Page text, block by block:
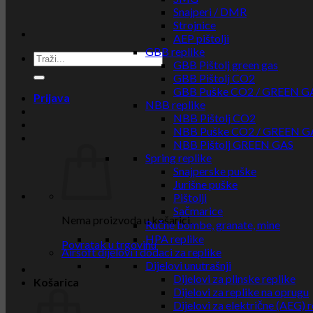
Prijava
Nema proizvoda u košarici.
Povratak u trgovinu
Košarica
Snajperi / DMR
Strojnice
AEP pištolji
GBB replike
GBB Pištolj green gas
GBB Pištolj CO2
GBB Puške CO2 / GREEN
NBB replike
NBB Pištolj CO2
NBB Puške CO2 / GREEN
NBB Pištolj GREEN GAS
Spring replike
Snajperske puške
Jurišne puške
Pištolji
Sačmarice
Ručne bombe, granate, mine
HPA replike
Airsoft dijelovi i dodaci za replike
Dijelovi unutrašnji
Dijelovi za plinske replike
Dijelovi za replike na oprugu
Dijelovi za električne (AEG)